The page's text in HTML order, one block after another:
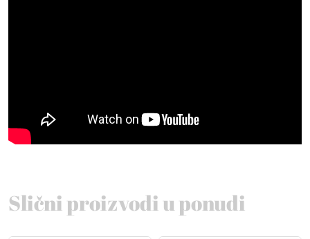
Slični proizvodi u ponudi